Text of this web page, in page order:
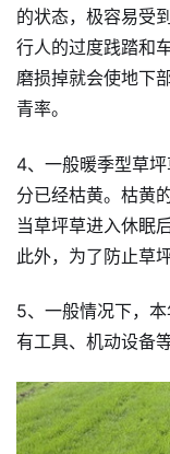
的状态，极容易受
行人的过度践踏和
磨损掉就会使地下
青率。
4、一般暖季型草
分已经枯黄。枯黄
当草坪草进入休眠
此外，为了防止草
5、一般情况下，
有工具、机动设备